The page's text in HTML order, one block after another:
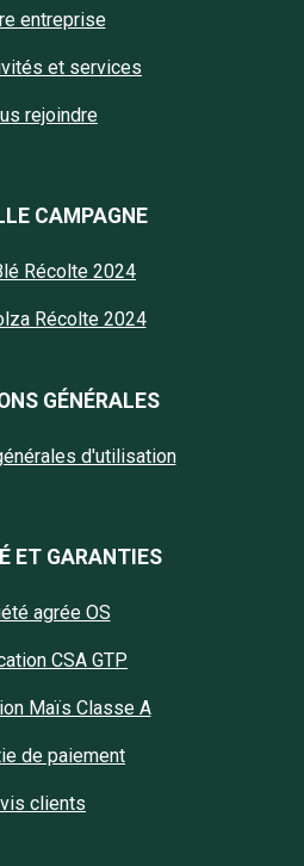
entreprise
et services
rejoindre
CAMPAGNE
Récolte 2024
Récolte 2024
GÉNÉRALES
d'utilisation
ET GARANTIES
agrée OS
CSA GTP
Maïs Classe A
de paiement
clients